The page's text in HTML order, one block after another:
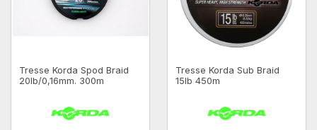
Tresse Korda Spod Braid
20lb/0,16mm. 300m
Tresse Korda Sub Braid
15lb 450m